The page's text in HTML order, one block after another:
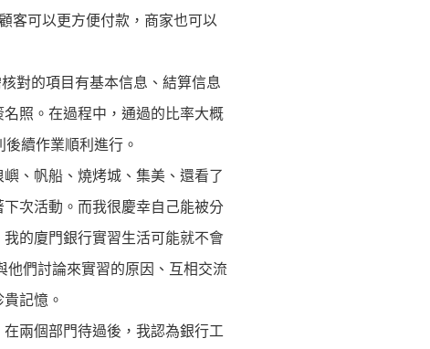
客可以更方便付款，商家也可以
對的項目有基本信息、結算信息
照。在過程中，通過的比率大概
續作業順利進行。
、帆船、燒烤城、集美、還看了
次活動。而我很慶幸自己能被分
的廈門銀行實習生活可能就不會
們討論來實習的原因、互相交流
記憶。
兩個部門待過後，我認為銀行工